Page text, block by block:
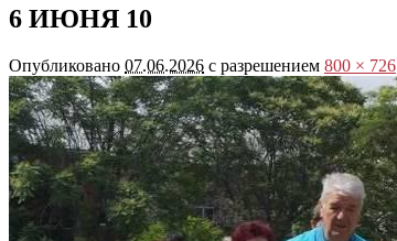
6 ИЮНЯ 10
Опубликовано 07.06.2026 с разрешением 800 × 726